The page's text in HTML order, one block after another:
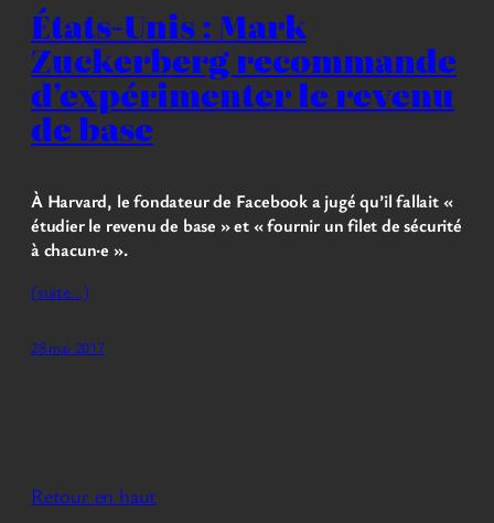
États-Unis : Mark
Zuckerberg recommande
d’expérimenter le revenu
de base
À Harvard, le fondateur de Facebook a jugé qu’il fallait «
étudier le revenu de base » et « fournir un filet de sécurité
à chacun·e ».
(suite…)
28 mai 2017
Retour en haut